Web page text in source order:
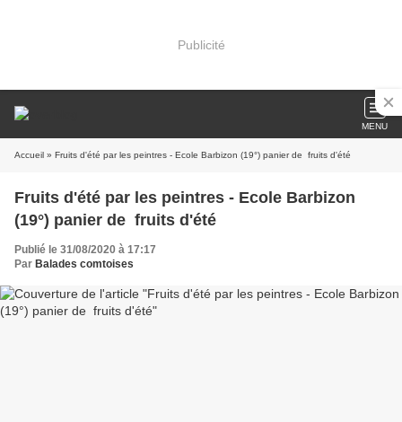
Publicité
MENU
Accueil » Fruits d'été par les peintres - Ecole Barbizon (19°) panier de fruits d'été
Fruits d'été par les peintres - Ecole Barbizon
(19°) panier de fruits d'été
Publié le 31/08/2020 à 17:17
Par Balades comtoises